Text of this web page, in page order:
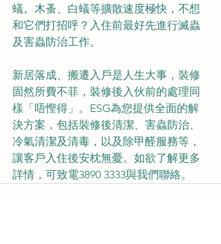
蟻。木蚤、白蟻等擴散速度極快，不想
和它們打招呼？入住前最好先進行滅蟲
及害蟲防治工作。
新居落成、搬遷入戶是人生大事，裝修
固然所費不菲，裝修後入伙前的處理同
樣「唔慳得」。ESG為您提供全面的解
決方案，包括裝修後清潔、害蟲防治、
冷氣清潔及清毒，以及除甲醛服務等，
讓客戶入住後安枕無憂。如欲了解更多
詳情，可致電3890 3333與我們聯絡。